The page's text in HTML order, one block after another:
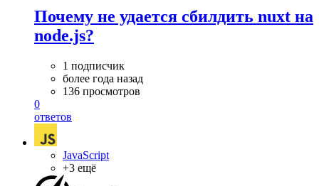
Почему не удается сбилдить nuxt на
node.js?
1 подписчик
более года назад
136 просмотров
0
ответов
JavaScript
+3 ещё